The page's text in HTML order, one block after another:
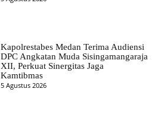
Kapolrestabes Medan Terima Audiensi
DPC Angkatan Muda Sisingamangaraja
XII, Perkuat Sinergitas Jaga
Kamtibmas
5 Agustus 2026